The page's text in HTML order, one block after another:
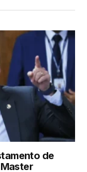
de